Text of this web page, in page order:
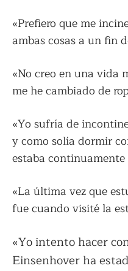
«Prefiero que me
ambas cosas a un fin
«No creo en una vida
me he cambiado de
«Yo sufría de
y como solía dormir
estaba
«La última vez que
fue cuando visité la
«Yo intento hacer
Einsenhover ha